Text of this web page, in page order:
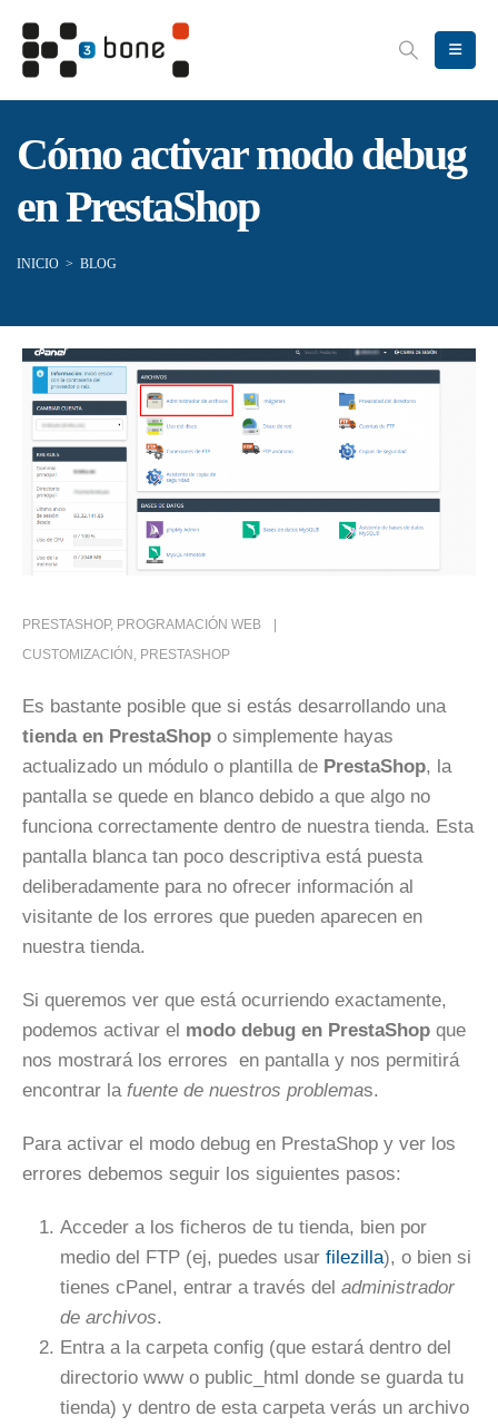
Cómo activar modo debug
en PrestaShop
INICIO > BLOG
PRESTASHOP, PROGRAMACIÓN WEB
CUSTOMIZACIÓN PRESTASHOP
Es bastante posible que si estás desarrollando una
tienda en PrestaShop o simplemente hayas
actualizado un módulo o plantilla de PrestaShop, la
pantalla se quede en blanco debido a que algo no
funciona correctamente dentro de nuestra tienda. Esta
pantalla blanca tan poco descriptiva está puesta
deliberadamente para no ofrecer información al
visitante de los errores que pueden aparecen en
nuestra tienda.
Si queremos ver que está ocurriendo exactamente,
podemos activar el modo debug en PrestaShop que
nos mostrará los errores en pantalla y nos permitirá
encontrar la fuente de nuestros problemas.
Para activar el modo debug en PrestaShop y ver los
errores debemos seguir los siguientes pasos:
Acceder a los ficheros de tu tienda, bien por
medio del FTP (ej, puedes usar filezilla), o bien si
tienes cPanel, entrar a través del administrador
de archivos.
Entra a la carpeta config (que estará dentro del
directorio www o public_html donde se guarda tu
tienda) y dentro de esta carpeta verás un archivo